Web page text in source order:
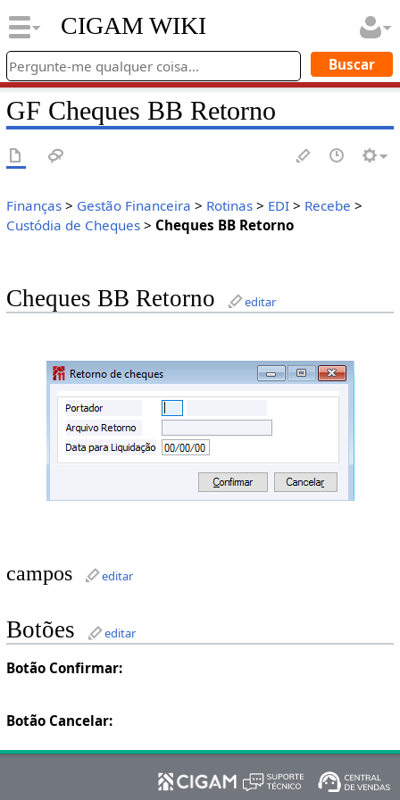
CIGAM WIKI
GF Cheques BB Retorno
Finanças> Gestão Financeira > Rotinas> EDI> Recebe >
Custódia de Cheques> Cheques BB Retorno
Cheques BB Retorno editar
campos editar
Botões editar
Botão Confirmar:
Botão Cancelar: